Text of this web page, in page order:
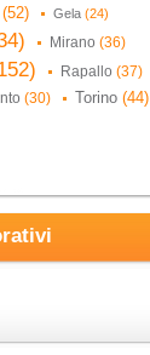
(52) Gela (24)
Mirano (36)
Rapallo (37)
(30) Torino (44)